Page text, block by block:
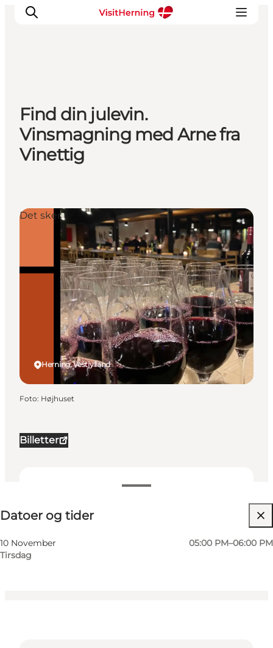
Det sker
Spis, drik og shop
Kunstlandet
Se og oplev
Book overnatning
Find din julevin.
Vinsmagning med Arne fra
Vinettig
Billetter
Datoer og tider
10 November
Tirsdag
05:00 PM–06:00 PM
Besøg hjemmeside
Min virksomhed, Mig selv, Min partner, Venner
Herning, Vestjylland
Det sker
Foto: Højhuset